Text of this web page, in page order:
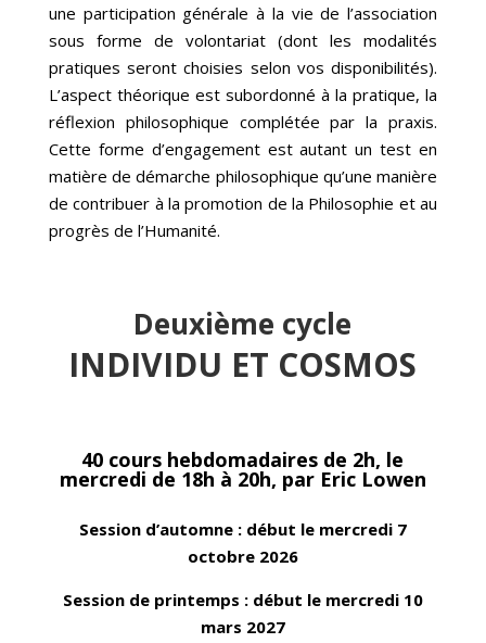
une participation générale à la vie de l’association
sous forme de volontariat (dont les modalités
pratiques seront choisies selon vos disponibilités).
L’aspect théorique est subordonné à la pratique, la
réflexion philosophique complétée par la praxis.
Cette forme d’engagement est autant un test en
matière de démarche philosophique qu’une manière
de contribuer à la promotion de la Philosophie et au
progrès de l’Humanité.
Deuxième cycle
INDIVIDU ET COSMOS
40 cours hebdomadaires de 2h, le
mercredi de 18h à 20h, par Eric Lowen
Session d’automne : début le mercredi 7
octobre 2026
Session de printemps : début le mercredi 10
mars 2027